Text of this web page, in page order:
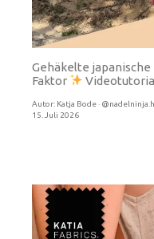
Gehäkelte
Faktor
Autor: Katja Bode ·
15. Juli 2026